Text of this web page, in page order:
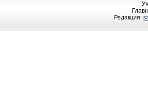
Редакция: